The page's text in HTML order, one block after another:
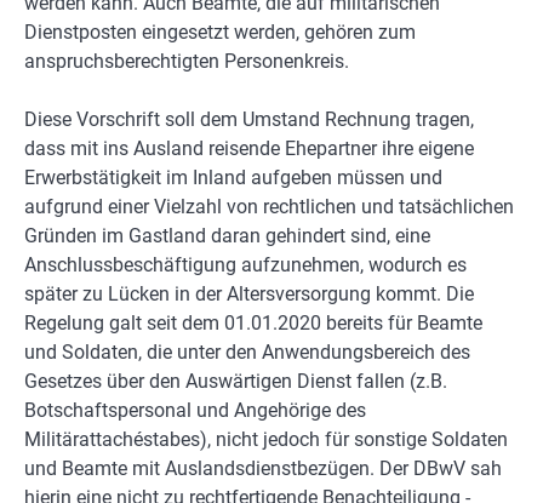
Dienstposten eingesetzt werden, gehören zum
anspruchsberechtigten Personenkreis.
Diese Vorschrift soll dem Umstand Rechnung tragen,
dass mit ins Ausland reisende Ehepartner ihre eigene
Erwerbstätigkeit im Inland aufgeben müssen und
aufgrund einer Vielzahl von rechtlichen und tatsächlichen
Gründen im Gastland daran gehindert sind, eine
Anschlussbeschäftigung aufzunehmen, wodurch es
später zu Lücken in der Altersversorgung kommt. Die
Regelung galt seit dem 01.01.2020 bereits für Beamte
und Soldaten, die unter den Anwendungsbereich des
Gesetzes über den Auswärtigen Dienst fallen (z.B.
Botschaftspersonal und Angehörige des
Militärattachéstabes), nicht jedoch für sonstige Soldaten
und Beamte mit Auslandsdienstbezügen. Der DBwV sah
hierin eine nicht zu rechtfertigende Benachteiligung -